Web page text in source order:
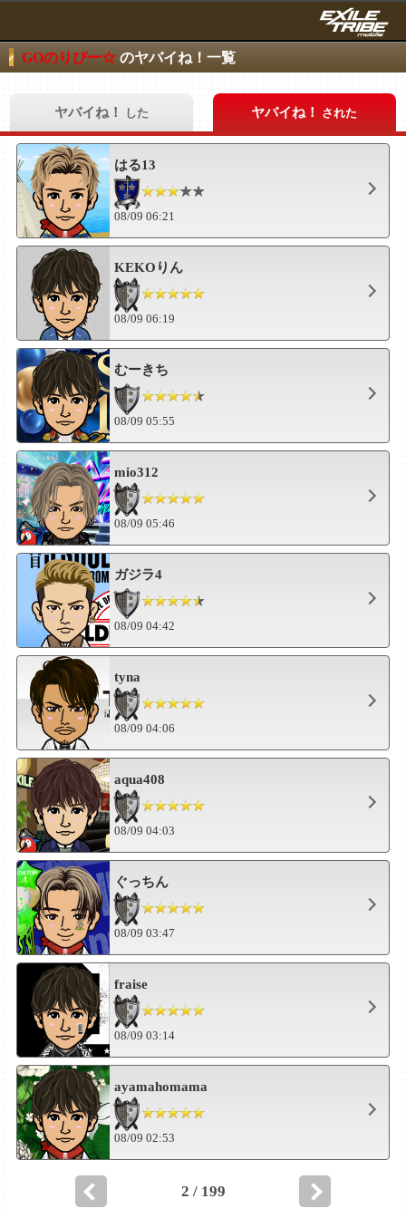
GOのりぴー☆ のヤバイね！一覧
ヤバイね！ した ヤバイね！ された
はる13
08/09 06:21
KEKOりん
08/09 06:19
むーきち
08/09 05:55
mio312
08/09 05:46
ガジラ4
08/09 04:42
tyna
08/09 04:06
aqua408
08/09 04:03
ぐっちん
08/09 03:47
fraise
08/09 03:14
ayamahomama
08/09 02:53
2 / 199